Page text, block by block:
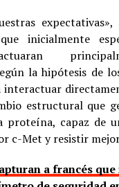
inicialmente
la hipótesis de
interactuar
estructural que
proteína, capaz de
c-Met y resistir
a francés